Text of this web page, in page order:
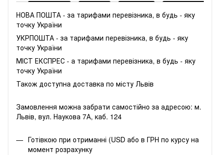
НОВА ПОШТА - за тарифами перевізника, в будь - яку
точку України
УКРПОШТА - за тарифами перевізника, в будь - яку
точку України
МІСТ ЕКСПРЕС - а тарифами перевізника, в будь - яку
точку України
Також доступна доставка по місту Львів
Замовлення можна забрати самостійно за адресою: м.
Львів, вул. Наукова 7А, каб. 124
Готівкою при отриманні (USD або в ГРН по курсу на
момент розрахунку